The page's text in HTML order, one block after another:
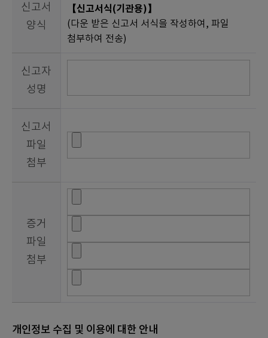
신고서
양식
【신고서식(기관용)】
(다운 받은 신고서 서식을 작성하여, 파일
첨부하여 전송)
신고자
성명
신고서
파일
첨부
증거
파일
첨부
개인정보 수집 및 이용에 대한 안내